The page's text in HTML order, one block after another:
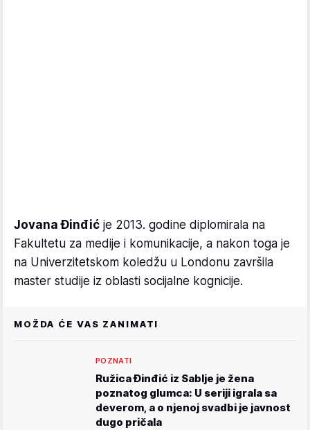
Jovana Đinđić je 2013. godine diplomirala na
Fakultetu za medije i komunikacije, a nakon toga je
na Univerzitetskom koledžu u Londonu završila
master studije iz oblasti socijalne kognicije.
MOŽDA ĆE VAS ZANIMATI
POZNATI
Ružica Đinđić iz Sablje je žena
poznatog glumca: U seriji igrala sa
deverom, a o njenoj svadbi je javnost
dugo pričala